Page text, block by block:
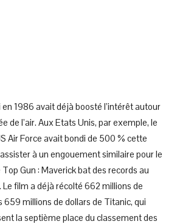
1986 avait déjà boosté l’intérêt autour
de l’air. Aux Etats Unis, par exemple, le
Air Force avait bondi de 500 % cette
à un engouement similaire pour le
Gun : Maverick bat des records au
film a déjà récolté 662 millions de
659 millions de dollars de Titanic, qui
la septième place du classement des